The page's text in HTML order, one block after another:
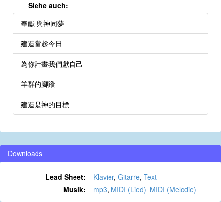
Siehe auch:
奉獻 與神同夢
建造當趁今日
為你計畫我們獻自己
羊群的腳蹤
建造是神的目標
Downloads
Lead Sheet: Klavier, Gitarre, Text
Musik:
mp3, MIDI (Lied), MIDI (Melodie)